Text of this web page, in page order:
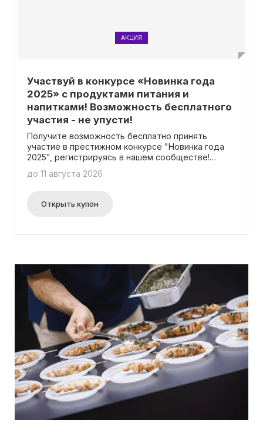
АКЦИЯ
Участвуй в конкурсе «Новинка года
2025» с продуктами питания и
напитками! Возможность бесплатного
участия - не упусти!
Получите возможность бесплатно принять
участие в престижном конкурсе "Новинка года
2025", регистрируясь в нашем сообществе!
получите шанс получить продвижение и
условиях участия и обо всех преимуществах,
которые ждут вас, можно найти на странице
до 11 августа 2026
Открыть купон